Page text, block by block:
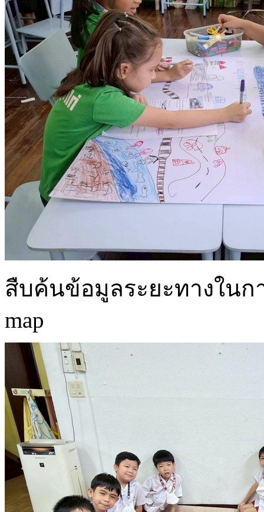
สืบค้นข้อมูลระยะทางในก
map